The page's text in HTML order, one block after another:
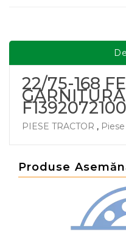
22/75-168
PIESE TRACTOR ,
Produse